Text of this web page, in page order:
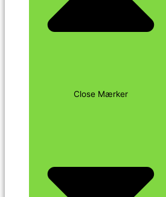
Close Mærker